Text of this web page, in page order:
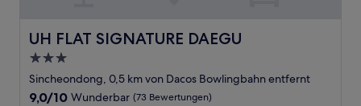
UH FLAT SIGNATURE DAEGU
UH FLAT SIGNATURE DAEGU
3.0-
Sterne-
Unterkunft
Sincheondong, 0,5 km von Dacos Bowlingbahn entfernt
9.0
9,0/10 Wunderbar (73 Bewertungen)